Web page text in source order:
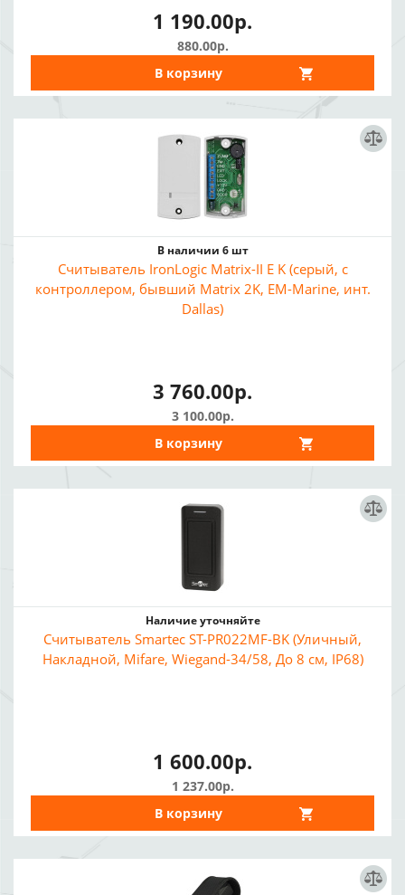
1 190.00р.
880.00р.
В корзину
В наличии 6 шт
Считыватель IronLogic Matrix-II E K (серый, с
контроллером, бывший Matrix 2K, EM-Marine, инт.
Dallas)
3 760.00р.
3 100.00р.
В корзину
Наличие уточняйте
Считыватель Smartec ST-PR022MF-BK (Уличный,
Накладной, Mifare, Wiegand-34/58, До 8 см, IP68)
1 600.00р.
1 237.00р.
В корзину